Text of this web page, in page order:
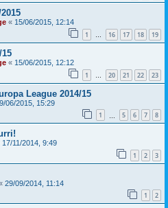
« 15/06/2015, 12:14
1 … 16 17 18 19
15
« 15/06/2015, 12:12
1 … 20 21 22 23
League 2014/15
06/2015, 15:29
1 5 6 7 8
17/11/2014, 9:49
1 2 3
29/09/2014, 11:14
1 2